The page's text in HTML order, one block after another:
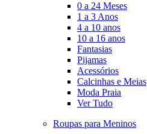
0 a 24 Meses
1 a 3 Anos
4 a 10 anos
10 a 16 anos
Fantasias
Pijamas
Acessórios
Calcinhas e Meias
Moda Praia
Ver Tudo
Roupas para Meninos